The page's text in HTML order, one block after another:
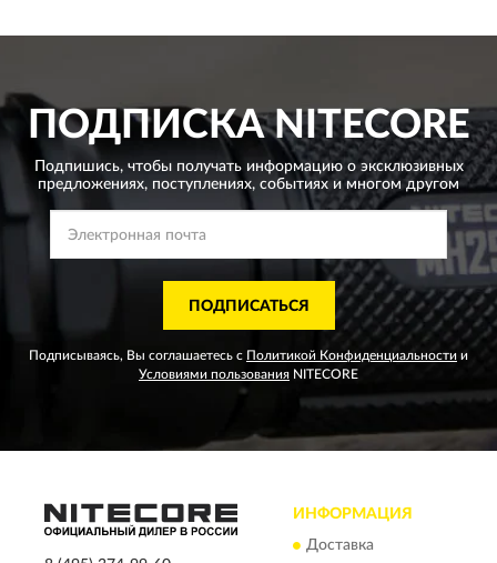
ПОДПИСКАNITECORE
Подпишись, чтобы получать информацию о эксклюзивных
предложениях, поступлениях, событиях и многом другом
ПОДПИСАТЬСЯ
Подписываясь, Вы соглашаетесь с Политикой Конфиденциальности и
Условиями пользования NITECORE
ИНФОРМАЦИЯ
Доставка